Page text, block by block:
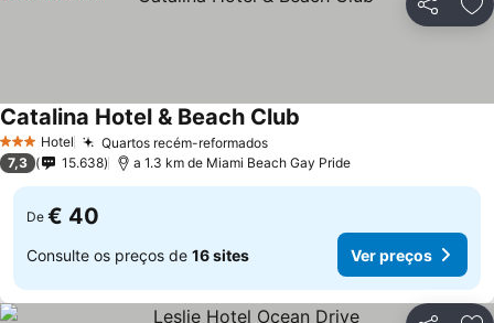
Partilhar
3 EstrelasHotel Quartos recém-reformadosVer preços
Catalina Hotel & Beach Club
7,3 15.638 a 1.3 km de Miami Beach Gay Pride
De € 40
Consulte os preços de 16 sites Ver preços